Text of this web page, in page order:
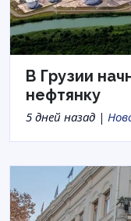
В Грузии
нефтянку
5 дней назад |